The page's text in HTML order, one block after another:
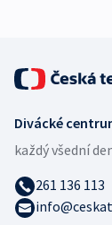
Divácké
každý všední
261 136 113